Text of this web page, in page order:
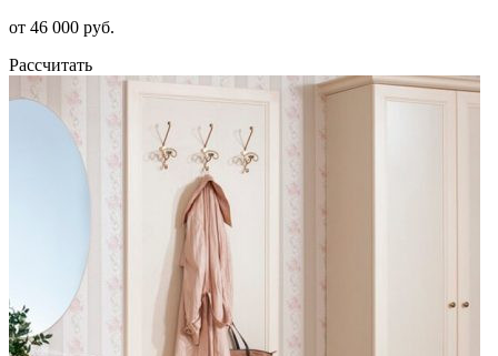
от 46 000 руб.
Рассчитать